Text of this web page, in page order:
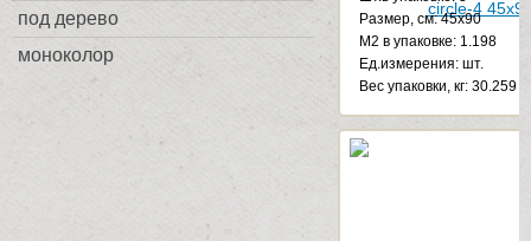
под дерево
моноколор
Размер, см: 45x90
М2 в упаковке: 1.198
Ед.измерения: шт.
Веc упаковки, кг: 30.259